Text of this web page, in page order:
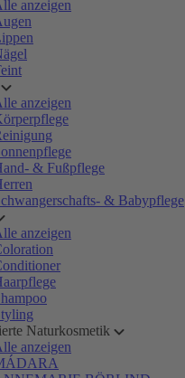
anzeigen
anzeigen
& Fußpflege
& Babypflege
anzeigen
Naturkosmetik
anzeigen